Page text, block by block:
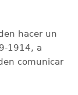
hacer un
1914, a
comunicar